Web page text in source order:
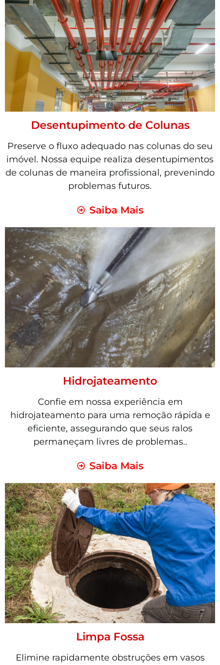
Desentupimento de Colunas
Preserve o fluxo adequado nas colunas do seu
imóvel. Nossa equipe realiza desentupimentos
de colunas de maneira profissional, prevenindo
problemas futuros.
Saiba Mais
Hidrojateamento
Confie em nossa experiência em
hidrojateamento para uma remoção rápida e
eficiente, assegurando que seus ralos
permaneçam livres de problemas..
Saiba Mais
Limpa Fossa
Elimine rapidamente obstruções em vasos